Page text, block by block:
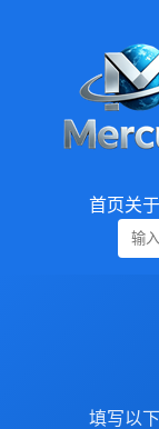
首页关
填写以